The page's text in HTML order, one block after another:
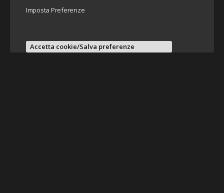
Imposta Preferenze
Accetta cookie/Salva preferenze